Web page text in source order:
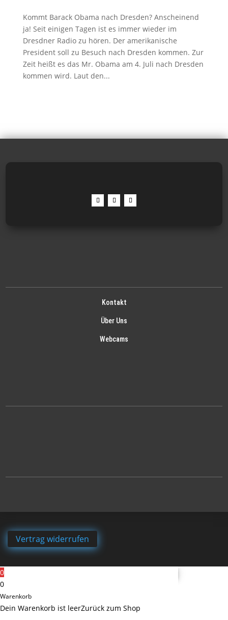
Kommt Barack Obama nach Dresden? Anscheinend
ja! Seit einigen Tagen ist es immer wieder im
Dresdner Radio zu hören. Der amerikanische
President soll zu Besuch nach Dresden kommen. Zur
Zeit heißt es das Mr. Obama am 4. Juli nach Dresden
kommen wird. Laut den...
Kontakt
Über Uns
Webcams
Vertrag widerrufen
0
0
Warenkorb
Dein Warenkorb ist leerZurück zum Shop